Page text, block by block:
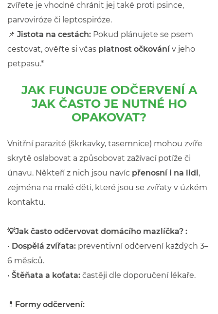
zvířete je vhodné chránit jej také proti psince,
parvoviróze či leptospiróze.
📌 Jistota na cestách: Pokud plánujete se psem
cestovat, ověřte si včas platnost očkování v jeho
petpasu.*
JAK FUNGUJE ODČERVENÍ A
JAK ČASTO JE NUTNÉ HO
OPAKOVAT?
Vnitřní parazité (škrkavky, tasemnice) mohou zvíře
skrytě oslabovat a způsobovat zažívací potíže či
únavu. Někteří z nich jsou navíc přenosní i na lidi,
zejména na malé děti, které jsou se zvířaty v úzkém
kontaktu.
💡Jak často odčervovat domácího mazlíčka? :
• Dospělá zvířata: preventivní odčervení každých 3–
6 měsíců.
• Štěňata a koťata: častěji dle doporučení lékaře.
💊 Formy odčervení: